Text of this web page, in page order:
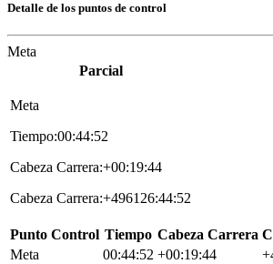
Detalle de los puntos de control
Meta
Parcial
Meta
Tiempo:00:44:52
Cabeza Carrera:+00:19:44
Cabeza Carrera:+496126:44:52
Punto Control Tiempo Cabeza Carrera
Meta
00:44:52 +00:19:44